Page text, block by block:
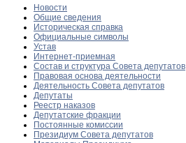
Новости
Общие сведения
Историческая справка
Официальные символы
Устав
Интернет-приемная
Состав и структура Совета депутатов
Правовая основа деятельности
Деятельность Совета депутатов
Депутаты
Реестр наказов
Депутатские фракции
Постоянные комиссии
Президиум Совета депутатов